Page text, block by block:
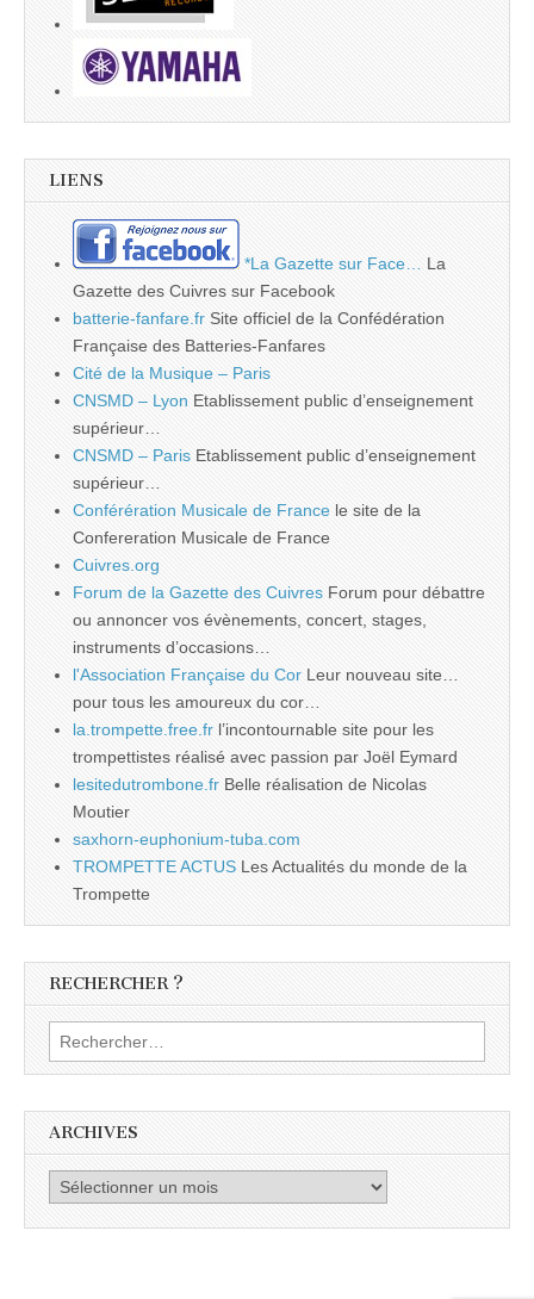
LIENS
*La Gazette sur Face…
La
Gazette des Cuivres sur Facebook
batterie-fanfare.fr Site officiel de la Confédération
Française des Batteries-Fanfares
Cité de la Musique – Paris
CNSMD – Lyon Etablissement public d’enseignement
supérieur…
CNSMD – Paris Etablissement public d’enseignement
supérieur…
Conférération Musicale de France le site de la
Confereration Musicale de France
Cuivres.org
Forum de la Gazette des Cuivres Forum pour débattre
ou annoncer vos évènements, concert, stages,
instruments d’occasions…
l'Association Française du Cor Leur nouveau site…
pour tous les amoureux du cor…
la.trompette.free.fr l’incontournable site pour les
trompettistes réalisé avec passion par Joël Eymard
lesitedutrombone.fr Belle réalisation de Nicolas
Moutier
saxhorn-euphonium-tuba.com
TROMPETTE ACTUS Les Actualités du monde de la
Trompette
RECHERCHER ?
Rechercher :
ARCHIVES
Archives